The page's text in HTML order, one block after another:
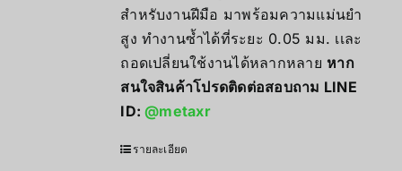
สำหรับงานฝีมือ มาพร้อมความแม่นยำ
สูง ทำงานซ้ำได้ที่ระยะ 0.05 มม. เเละ
ถอดเปลี่ยนใช้งานได้หลากหลาย หาก
สนใจสินค้าโปรดติดต่อสอบถาม LINE
ID:@metaxr
รายละเอียด